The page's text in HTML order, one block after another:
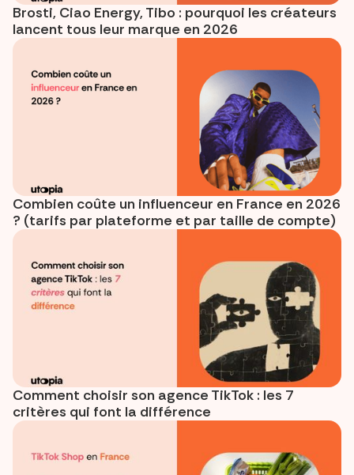
Brosti, Ciao Energy, Tibo : pourquoi les créateurs
lancent tous leur marque en 2026
Combien coûte un influenceur en France en 2026
? (tarifs par plateforme et par taille de compte)
Comment choisir son agence TikTok : les 7
critères qui font la différence